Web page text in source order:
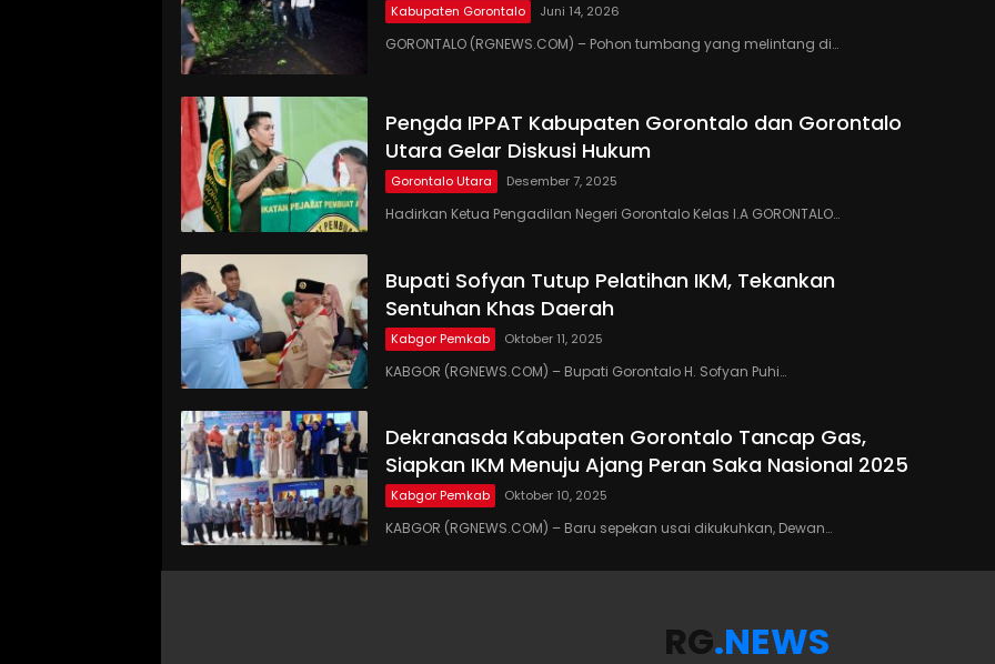
Kabupaten Gorontalo Juni 14, 2026
GORONTALO (RGNEWS.COM) – Pohon tumbang yang melintang di…
Pengda IPPAT Kabupaten Gorontalo dan Gorontalo
Utara Gelar Diskusi Hukum
Gorontalo Utara Desember 7, 2025
Hadirkan Ketua Pengadilan Negeri Gorontalo Kelas I.A GORONTALO…
Bupati Sofyan Tutup Pelatihan IKM, Tekankan
Sentuhan Khas Daerah
Kabgor Pemkab Oktober 11, 2025
KABGOR (RGNEWS.COM) – Bupati Gorontalo H. Sofyan Puhi…
Dekranasda Kabupaten Gorontalo Tancap Gas,
Siapkan IKM Menuju Ajang Peran Saka Nasional 2025
Kabgor Pemkab Oktober 10, 2025
KABGOR (RGNEWS.COM) – Baru sepekan usai dikukuhkan, Dewan…
RG.NEWS